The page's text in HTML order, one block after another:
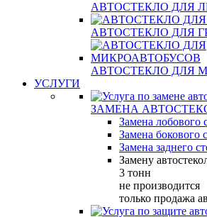
АВТОСТЕКЛО ДЛЯ
АВТОСТЕКЛО ДЛЯ
АВТОСТЕКЛО ДЛЯ
УСЛУГИ
ЗАМЕНА
Замена лобового
Замена бокового
Замена заднего
Замену
3 тонн
не производится
только продажа